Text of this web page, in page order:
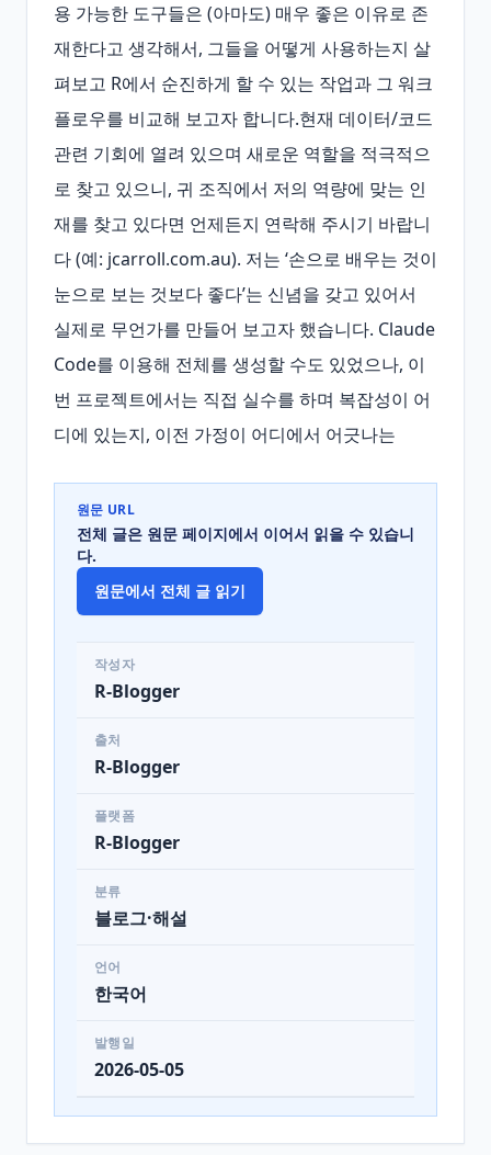
용 가능한 도구들은 (아마도) 매우 좋은 이유로 존
재한다고 생각해서, 그들을 어떻게 사용하는지 살
펴보고 R에서 순진하게 할 수 있는 작업과 그 워크
플로우를 비교해 보고자 합니다.현재 데이터/코드
관련 기회에 열려 있으며 새로운 역할을 적극적으
로 찾고 있으니, 귀 조직에서 저의 역량에 맞는 인
재를 찾고 있다면 언제든지 연락해 주시기 바랍니
다 (예: jcarroll.com.au). 저는 ‘손으로 배우는 것이
눈으로 보는 것보다 좋다’는 신념을 갖고 있어서
실제로 무언가를 만들어 보고자 했습니다. Claude
Code를 이용해 전체를 생성할 수도 있었으나, 이
번 프로젝트에서는 직접 실수를 하며 복잡성이 어
디에 있는지, 이전 가정이 어디에서 어긋나는
원문 URL
전체 글은 원문 페이지에서 이어서 읽을 수 있습니
다.
원문에서 전체 글 읽기
작성자
R-Blogger
출처
R-Blogger
플랫폼
R-Blogger
분류
블로그·해설
언어
한국어
발행일
2026-05-05